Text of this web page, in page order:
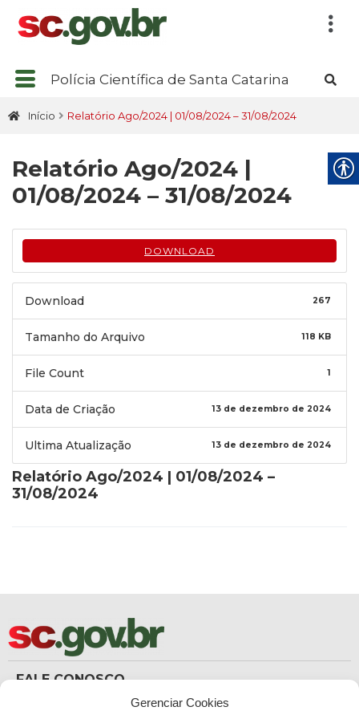
Gerenciar Cookies
Polícia Científica de Santa Catarina
Início Relatório Ago/2024 | 01/08/2024 – 31/08/2024
Relatório Ago/2024 |
01/08/2024 – 31/08/2024
DOWNLOAD
Download 267
Tamanho do Arquivo 118 KB
File Count 1
Data de Criação 13 de dezembro de 2024
Ultima Atualização 13 de dezembro de 2024
Relatório Ago/2024 | 01/08/2024 –
31/08/2024
FALE CONOSCO
Carteira de Identidade